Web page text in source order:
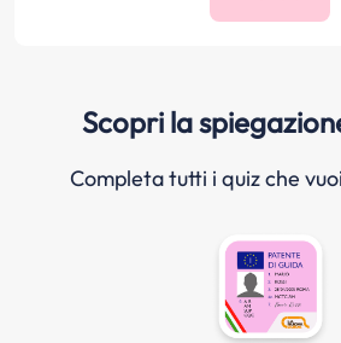
Scopri la
Completa tutti i quiz che